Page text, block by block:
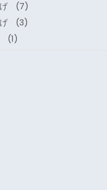
(7)
(3)
(1)